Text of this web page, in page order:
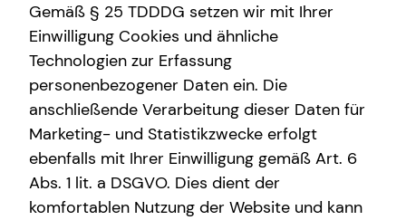
Karrierechancen
Initiativbewerbung
Videoberatung
Spezialisten-Netzwerk
Private Krankenvorsorge
Immobilienfinanzierung
Betriebliche Altersvorsorge
Investment
Über tecis
Podcast
teamzukunft
Interview
Über mich
Kundenportal
Schadenabwicklung
Gemäß § 25 TDDDG setzen wir mit Ihrer
Einwilligung Cookies und ähnliche
Technologien zur Erfassung
personenbezogener Daten ein. Die
anschließende Verarbeitung dieser Daten für
Marketing- und Statistikzwecke erfolgt
ebenfalls mit Ihrer Einwilligung gemäß Art. 6
Abs. 1 lit. a DSGVO. Dies dient der
komfortablen Nutzung der Website und kann